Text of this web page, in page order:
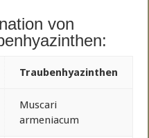
von
Traubenhyazinthen
Muscari
armeniacum